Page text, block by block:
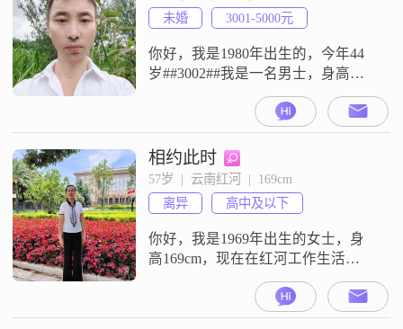
个乐观积极的人，遇到事情习惯往
好的方面看，心态比较稳##3002##
未婚
3001-5000元
你好，我是1980年出生的，今年44
岁##3002##我是一名男士，身高是
166cm##3002##我的学历是中专，现
在在红河这边工作##3002##关于收
入情况，我每个月的收入大概在
3001元到5000元这个区间##3002##
我这个人平时比较勤俭节约，生活
上习惯精打细算，觉得过日子就是
要实在一点##3002##同时
相约此时
57岁  |  云南红河  |  169cm
离异
高中及以下
你好，我是1969年出生的女士，身
高169cm，现在在红河工作生活
##3002##我的学历是高中及以下，
月收入在5000元以下##3002##我是
一个善解人意的人，平时性格开朗